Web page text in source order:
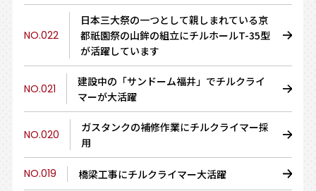
NO.022
日本三大祭の一つとして親しまれている京
都祇園祭の山鉾の組立にチルホールT-35型
が活躍しています
NO.021
建設中の「サンドーム福井」でチルクライ
マーが大活躍
NO.020
ガスタンクの補修作業にチルクライマー採
用
NO.019 橋梁工事にチルクライマー大活躍